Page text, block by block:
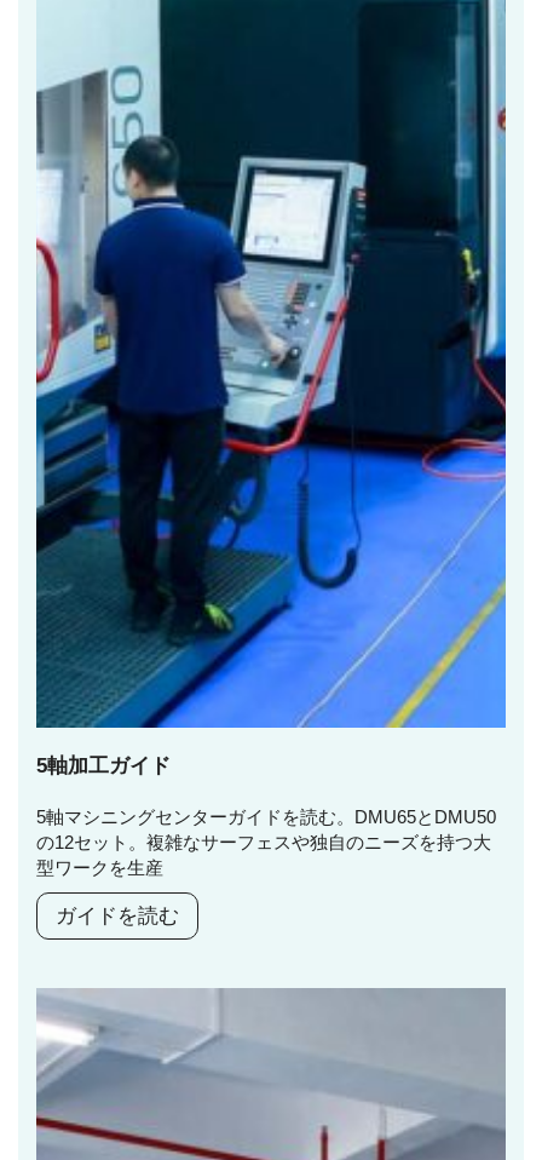
5軸加工ガイド
5軸マシニングセンターガイドを読む。DMU65とDMU50
の12セット。複雑なサーフェスや独自のニーズを持つ大
型ワークを生産
ガイドを読む